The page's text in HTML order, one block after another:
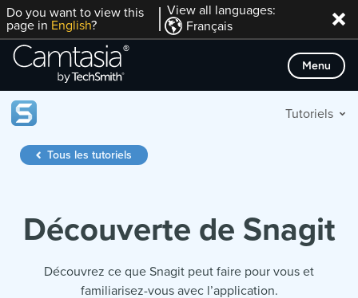
Passer
directement
contenu
Do you want to view this
page in English?
View all languages:
Français
Menu
Tutoriels
Tous les tutoriels
Découverte de Snagit
Découvrez ce que Snagit peut faire pour vous et
familiarisez-vous avec l’application.